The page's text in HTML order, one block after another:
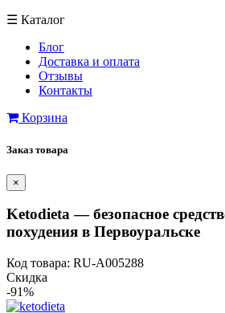
☰ Каталог
Блог
Доставка и оплата
Отзывы
Контакты
Корзина
Заказ товара
×
Ketodieta — безопасное
похудения в Первоуральске
Код товара: RU-A005288
Скидка
-91%